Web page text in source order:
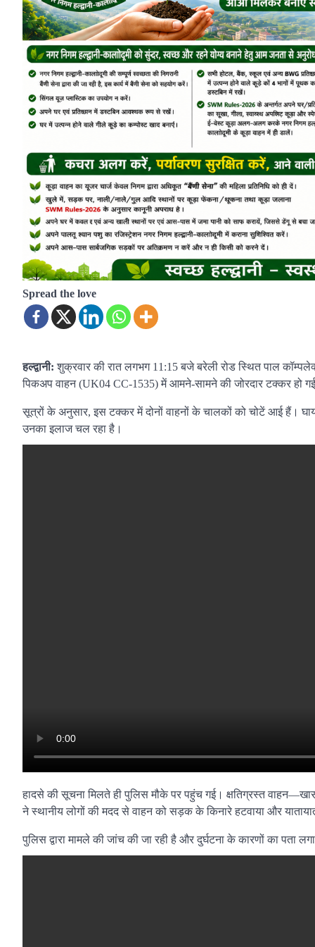
Spread the love
हल्द्वानी: शुक्रवार की रात लगभग 11:15 बजे बरेली रोड स्थित पाल
पिकअप वाहन (UK04 CC-1535) में आमने-सामने की जोरदार टक्कर हो गई,
सूत्रों के अनुसार, इस टक्कर में दोनों वाहनों के चालकों को चोटें आई हैं।
उनका इलाज चल रहा है।
हादसे की सूचना मिलते ही पुलिस मौके पर पहुंच गई। क्षतिग्रस्त
ने स्थानीय लोगों की मदद से वाहन को सड़क के किनारे हटवाया और
पुलिस द्वारा मामले की जांच की जा रही है और दुर्घटना के कारणों का पता